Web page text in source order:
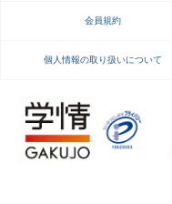
会員規約
個人情報の取り扱いについて